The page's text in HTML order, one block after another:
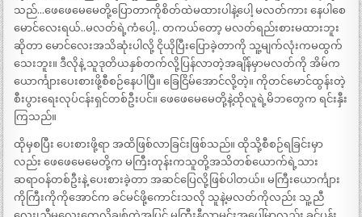
သည်…ဖေဖေမေမေတို့ပြောတာကိုစိတ်ထဲမထားပါနဲ့ပေါ့ မလတ်ကား နေပါစေ
မောင်လေးရယ်..မလတ်ရဲ့ကံပေါ့.. တကယ်တော့ မလတ်ရည်းစားမထားဘူး
ဆိုတာ မောင်လေးအသိဆုံးပါလို့ ငိုယိုပြီးပြောခဲ့တာကို သူ့မျက်လုံးကမထွက်
သေးဘူး။ ဒီလိုနဲ့ သူဒုတိယနှစ်တက်လို့ပြန်လာတဲ့အချိန်မှာမလတ်ကို အိမ်က
ယောင်္ကျားပေးစားဖို့စီစဉ်နေပါပြီ။ ခြေငြိမ်အောင်လို့တဲ့။ ကိုတင်မောင်ထွန်းတဲ့
စီးပွားရေးလုပ်ငန်းရှင်တစ်ဦးပင်။ ဖေဖေမေမေတို့နဲ့ထိုလူရဲ့မိဘတွေက ရင်းနှီး
ကြသည်။
ထိုမှစပြီး ပေးစားဖို့ရာ အထိဖြစ်လာခြင်းဖြစ်သည်။ ထိုသို့စီစဉ်ရခြင်းမှာ
လည်း ဖေဖေမေမေတို့က မကြီးတုန်းကသူတို့အသိတစ်ယောက်ရဲ့သား
ဆရာဝန်တစ်ဦးနဲ့ ပေးစားခဲ့တာ အဆင်ပြေလို့ဖြစ်ပါတယ်။ မကြီးယောင်္ကျား
ကိုကြီးကိုကိုအောင်က ခင်မင်ဖို့ကောင်းသလို သူနဲ့မလတ်ကိုလည်း သူ့ညီ